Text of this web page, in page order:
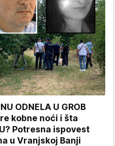
ODNELA U GROB
kobne noći i šta
Potresna ispovest
u Vranjskoj Banji